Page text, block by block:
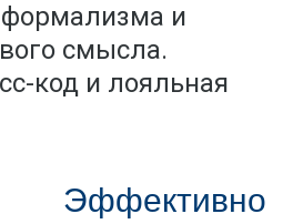
и
смысла.
код и лояльная
Эффективно